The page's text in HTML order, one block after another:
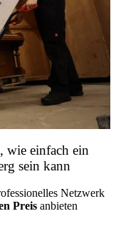
wie einfach ein
sein kann
Netzwerk
Preis anbieten